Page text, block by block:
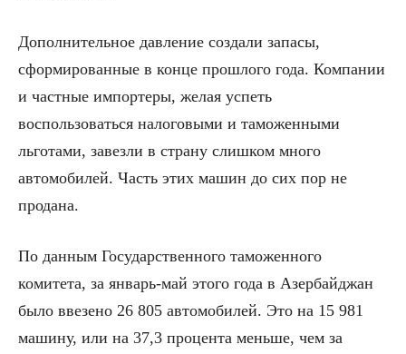
Дополнительное давление создали запасы,
сформированные в конце прошлого года. Компании
и частные импортеры, желая успеть
воспользоваться налоговыми и таможенными
льготами, завезли в страну слишком много
автомобилей. Часть этих машин до сих пор не
продана.
По данным Государственного таможенного
комитета, за январь-май этого года в Азербайджан
было ввезено 26 805 автомобилей. Это на 15 981
машину, или на 37,3 процента меньше, чем за